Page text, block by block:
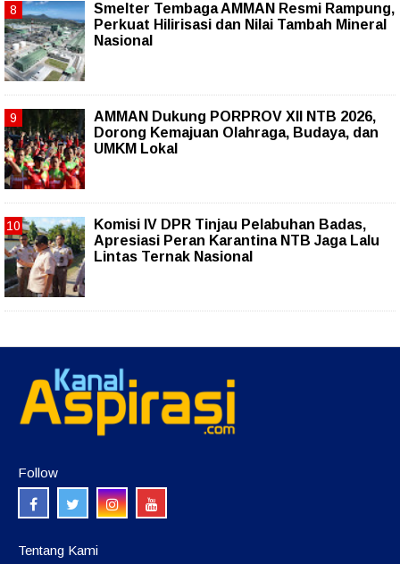
Smelter Tembaga AMMAN Resmi Rampung,
Perkuat Hilirisasi dan Nilai Tambah Mineral
Nasional
AMMAN Dukung PORPROV XII NTB 2026,
Dorong Kemajuan Olahraga, Budaya, dan
UMKM Lokal
Komisi IV DPR Tinjau Pelabuhan Badas,
Apresiasi Peran Karantina NTB Jaga Lalu
Lintas Ternak Nasional
Follow
Tentang Kami